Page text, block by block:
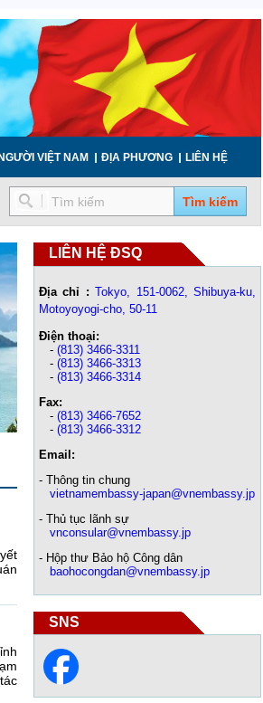
VIỆT NAM ĐỊA PHƯƠNG LIÊN HỆ
Tìm kiếm
LIÊN HỆ ĐSQ
Địa chỉ :Tokyo, 151-0062, Shibuya-ku,
Motoyoyogi-cho, 50-11
Điện thoại:
- (813) 3466-3311
- (813) 3466-3313
- (813) 3466-3314
Fax:
- (813) 3466-7652
- (813) 3466-3312
Email:
- Thông tin chung
vietnamembassy-japan@vnembassy.jp
- Thủ tục lãnh sự
vnconsular@vnembassy.jp
- Hộp thư Bảo hộ Công dân
baohocongdan@vnembassy.jp
SNS